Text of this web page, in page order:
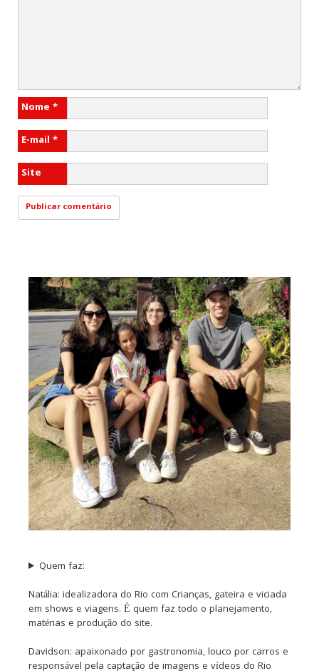
Nome *
E-mail *
Site
Quem faz:
Natália: idealizadora do Rio com Crianças, gateira e viciada
em shows e viagens. É quem faz todo o planejamento,
matérias e produção do site.
Davidson: apaixonado por gastronomia, louco por carros e
responsável pela captação de imagens e vídeos do Rio